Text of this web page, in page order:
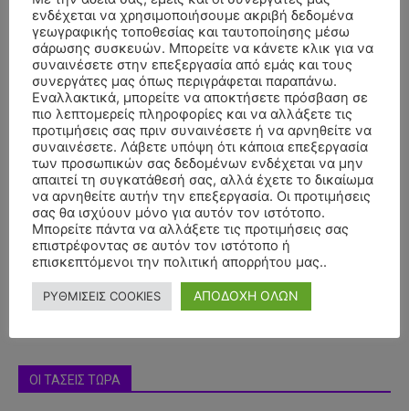
- Advertisment -
ΟΙ ΤΑΣΕΙΣ ΤΩΡΑ
ενδέχεται να χρησιμοποιήσουμε ακριβή δεδομένα
γεωγραφικής τοποθεσίας και ταυτοποίησης μέσω
σάρωσης συσκευών. Μπορείτε να κάνετε κλικ για να
συναινέσετε στην επεξεργασία από εμάς και τους
συνεργάτες μας όπως περιγράφεται παραπάνω.
Εναλλακτικά, μπορείτε να αποκτήσετε πρόσβαση σε
πιο λεπτομερείς πληροφορίες και να αλλάξετε τις
προτιμήσεις σας πριν συναινέσετε ή να αρνηθείτε να
συναινέσετε. Λάβετε υπόψη ότι κάποια επεξεργασία
των προσωπικών σας δεδομένων ενδέχεται να μην
απαιτεί τη συγκατάθεσή σας, αλλά έχετε το δικαίωμα
να αρνηθείτε αυτήν την επεξεργασία. Οι προτιμήσεις
σας θα ισχύουν μόνο για αυτόν τον ιστότοπο.
Μπορείτε πάντα να αλλάξετε τις προτιμήσεις σας
επιστρέφοντας σε αυτόν τον ιστότοπο ή
επισκεπτόμενοι την πολιτική απορρήτου μας..
ΡΥΘΜΙΣΕΙΣ COOKIES ΑΠΟΔΟΧΗ ΟΛΩΝ